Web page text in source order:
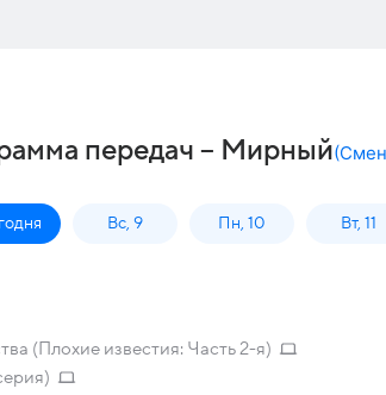
передач – Мирный(
Вс, 9 Пн, 10 Вт, 11
(Плохие известия: Часть 2-я)